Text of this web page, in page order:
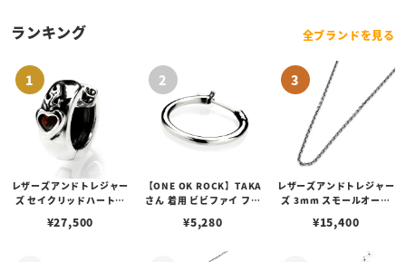
ランキング 全ブランドを見る
レザーズアンドトレジャー
ズ セイクリッドハートピ
¥27,500
【ONE OK ROCK】TAKA
さん 着用 ビビファイ フー
¥5,280
レザーズアンドトレジャー
ズ 3mm スモールオーバ
ブスタークラスプ＆LTロ
¥15,400